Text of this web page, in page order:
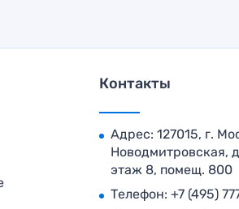
Контакты
Адрес: 127015, г.
Новодмитровская,
этаж 8, помещ. 800
Телефон: +7 (495)